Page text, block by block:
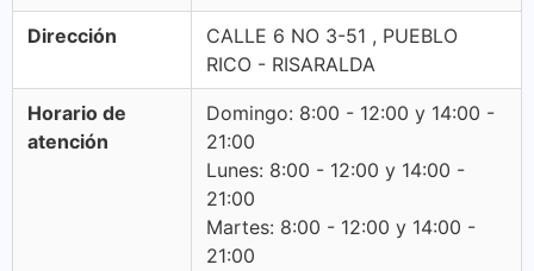
Dirección
CALLE 6 NO 3-51 , PUEBLO
RICO - RISARALDA
Horario de
atención
Domingo: 8:00 - 12:00 y 14:00 -
21:00
Lunes: 8:00 - 12:00 y 14:00 -
21:00
Martes: 8:00 - 12:00 y 14:00 -
21:00